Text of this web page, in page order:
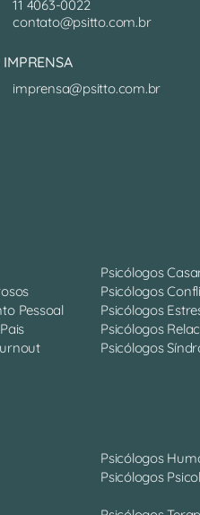
11 4063-0022
contato@psitto.com.br
IMPRENSA
imprensa@psitto.com.br
Psicólogos
Psicólogos
Pessoal
Psicólogos
Psicólogos
Psicólogos
Psicólogos
Psicólogos